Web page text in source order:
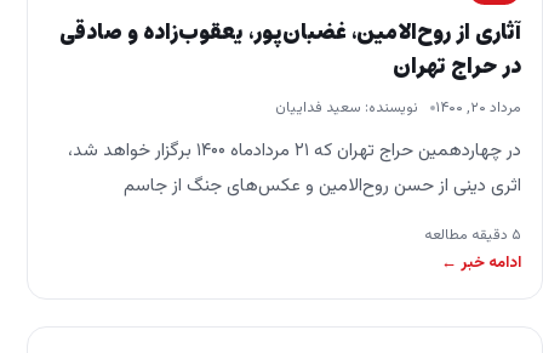
آثاری از روح‌الامین، غضبان‌پور، یعقوب‌زاده و صادقی
در حراج تهران
مرداد ۲۰, ۱۴۰۰ نویسنده: سعید فداییان
در چهاردهمین حراج تهران که ۲۱ مردادماه ۱۴۰۰ برگزار خواهد شد،
اثری دینی از حسن روح‌الامین و عکس‌های جنگ از جاسم
غضبان‌پور، سعید صادقی و… ۵ دقیقه مطالعه
ادامه خبر ←